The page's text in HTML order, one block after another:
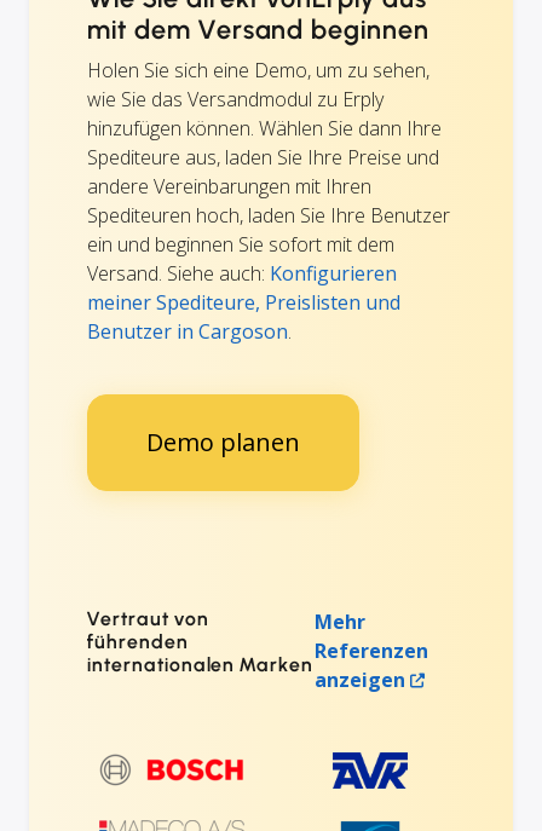
mit dem Versand beginnen
Holen Sie sich eine Demo, um zu sehen,
wie Sie das Versandmodul zu Erply
hinzufügen können. Wählen Sie dann Ihre
Spediteure aus, laden Sie Ihre Preise und
andere Vereinbarungen mit Ihren
Spediteuren hoch, laden Sie Ihre Benutzer
ein und beginnen Sie sofort mit dem
Versand. Siehe auch: Konfigurieren
meiner Spediteure, Preislisten und
Benutzer in Cargoson.
Demo planen
Vertraut von
führenden
internationalen Marken
Mehr
Referenzen
anzeigen